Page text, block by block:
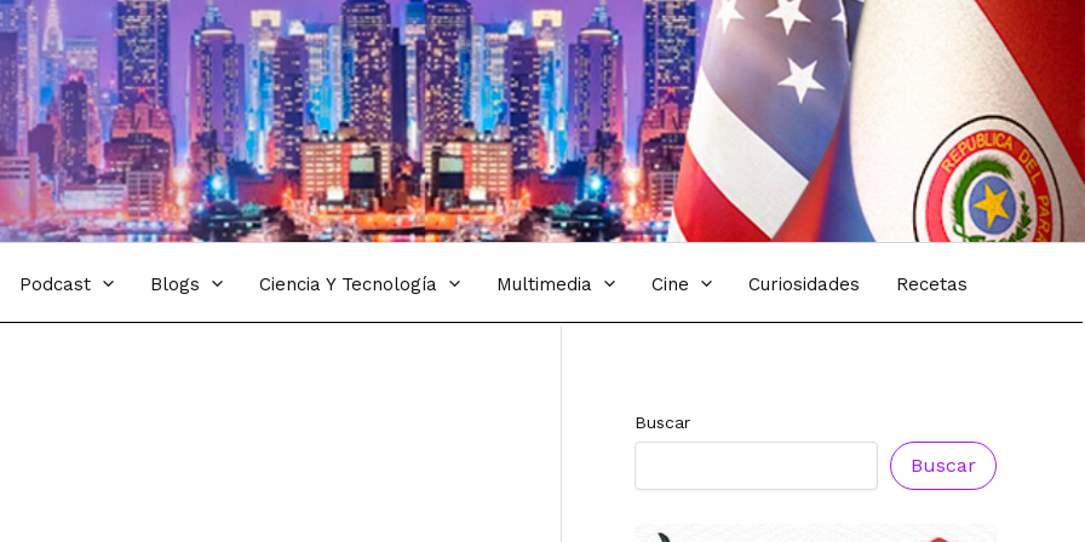
Podcast Blogs Ciencia Y Tecnología Multimedia Cine Curiosidades Recetas
Buscar
Buscar